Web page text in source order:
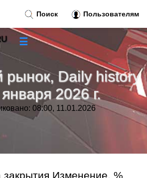
Daily history
2026 г.
08:00, 11.01.2026
Изменение, %
Поиск Пользователям
☰
»